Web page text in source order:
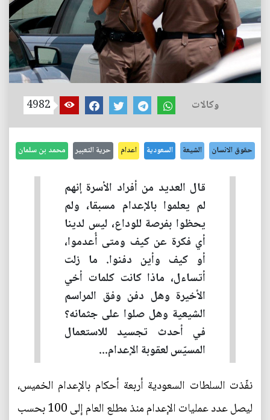
وكالات 4982
حقوق الانسان الشيعة السعودية اعدام حرية التعبير محمد بن سلمان
قال العديد من أفراد الأسرة إنهم
لم يعلموا بالإعدام مسبقا، ولم
يحظوا بفرصة للوداع، ليس لدينا
أي فكرة عن كيف ومتى أُعدموا،
أو كيف وأين دفنوا. ما زلت
أتساءل، ماذا كانت كلمات أخي
الأخيرة وهل دفن وفق المراسم
الشيعية وهل صلوا على جثمانه؟
في أحدث تجسيد للاستعمال
المسيّس لعقوبة الإعدام...
نفّذت السلطات السعودية أربعة أحكام بالإعدام الخميس،
ليصل عدد عمليات الإعدام منذ مطلع العام إلى 100 بحسب